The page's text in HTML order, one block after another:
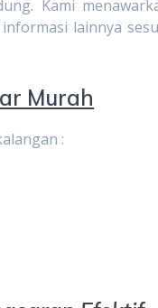
Kami
lainnya
Murah
: